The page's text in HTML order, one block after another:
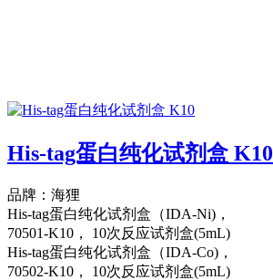
His-tag蛋白纯化试剂盒 K10
品牌：海狸
His-tag蛋白纯化试剂盒（IDA-Ni)，
70501-K10， 10次反应试剂盒(5mL)
His-tag蛋白纯化试剂盒（IDA-Co)，
70502-K10， 10次反应试剂盒(5mL)